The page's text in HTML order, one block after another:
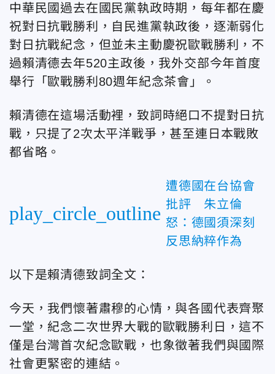
中華民國過去在國民黨執政時期，每年都在慶
祝對日抗戰勝利，自民進黨執政後，逐漸弱化
對日抗戰紀念，但並未主動慶祝歐戰勝利，不
過賴清德去年520主政後，我外交部今年首度
舉行「歐戰勝利80週年紀念茶會」。
賴清德在這場活動裡，致詞時絕口不提對日抗
戰，只提了2次太平洋戰爭，甚至連日本戰敗
都省略。
play_circle_outline
遭德國在台協會
批評 朱立倫
怒：德國須深刻
反思納粹作為
以下是賴清德致詞全文：
今天，我們懷著肅穆的心情，與各國代表齊聚
一堂，紀念二次世界大戰的歐戰勝利日，這不
僅是台灣首次紀念歐戰，也象徵著我們與國際
社會更緊密的連結。